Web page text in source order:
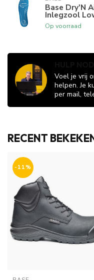
Base Dry'N
Inlegzool
Op voorraad
Voel je vrij
helpen. Je
per mail,
RECENT
-11%